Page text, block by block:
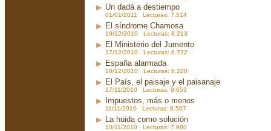
Un dadá a destiempo
01/01/2011 Lecturas: 7.514
El síndrome Chamosa
19/12/2010 Lecturas: 8.213
El Ministerio del Jumento
17/12/2010 Lecturas: 8.722
España alarmada
10/12/2010 Lecturas: 8.220
El País, el paisaje y el paisanaje
17/11/2010 Lecturas: 9.653
Impuestos, más o menos
11/11/2010 Lecturas: 8.507
La huida como solución
10/11/2010 Lecturas: 7.980